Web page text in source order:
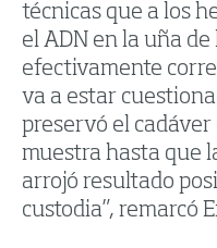
técnicas que a los
el ADN en la uña
efectivamente
va a estar
preservó el cadáver
muestra hasta que
arrojó resultado
custodia”, remarcó